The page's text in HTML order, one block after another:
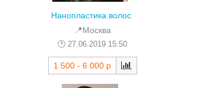
Нанопластика волос
📍Москва
27.06.2019 15:50
1 500 - 6 000 р